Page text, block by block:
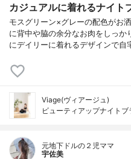
カジュアルに着れるナイト
モスグリーン×グレーの配色がお
に背中や脇の余分なお肉をしっ
にデイリーに着れるデザインで自
Viage(ヴィアージュ)
ビューティアップナイトブ
元地下ドルの２児ママ
宇佐美